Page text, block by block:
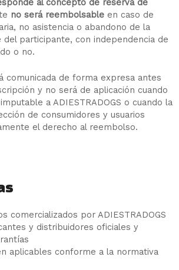
al concepto de reserva de
no será reembolsable en caso de
no asistencia o abandono de la
participante, con independencia de
o no.
comunicada de forma expresa antes
y no será de aplicación cuando
a ADIESTRADOGS o cuando la
de consumidores y usuarios
el derecho al reembolso.
comercializados por ADIESTRADOGS
y distribuidores oficiales y
aplicables conforme a la normativa